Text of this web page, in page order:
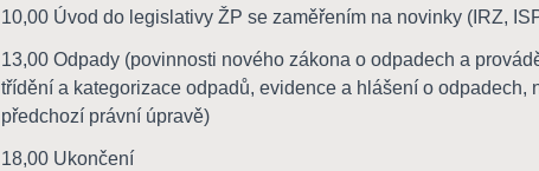
10,00 Úvod do legislativy ŽP se zaměřením na novinky (IRZ,
13,00 Odpady (povinnosti nového zákona o odpadech a
třídění a kategorizace odpadů, evidence a hlášení o
předchozí právní úpravě)
18,00 Ukončení